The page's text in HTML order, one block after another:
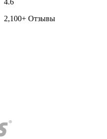
4.6
2,100+ Отзывы